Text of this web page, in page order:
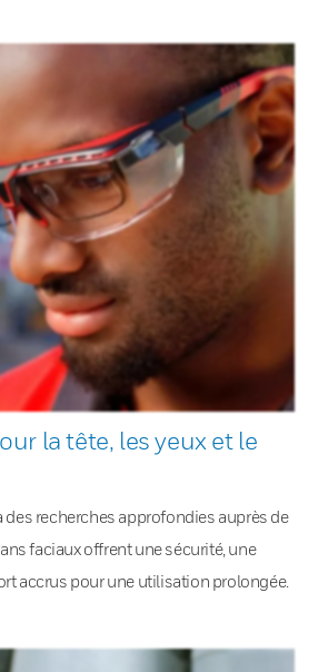
la tête, les yeux et le
des recherches approfondies auprès de
faciaux offrent une sécurité, une
accrus pour une utilisation prolongée.